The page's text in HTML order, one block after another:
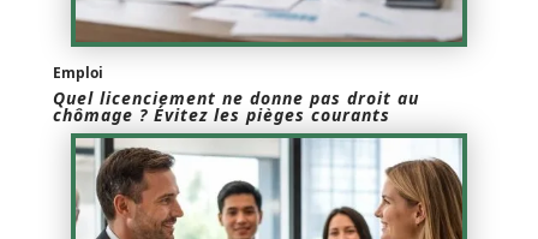
Emploi
Quel licenciement ne donne pas droit au
chômage ? Évitez les pièges courants